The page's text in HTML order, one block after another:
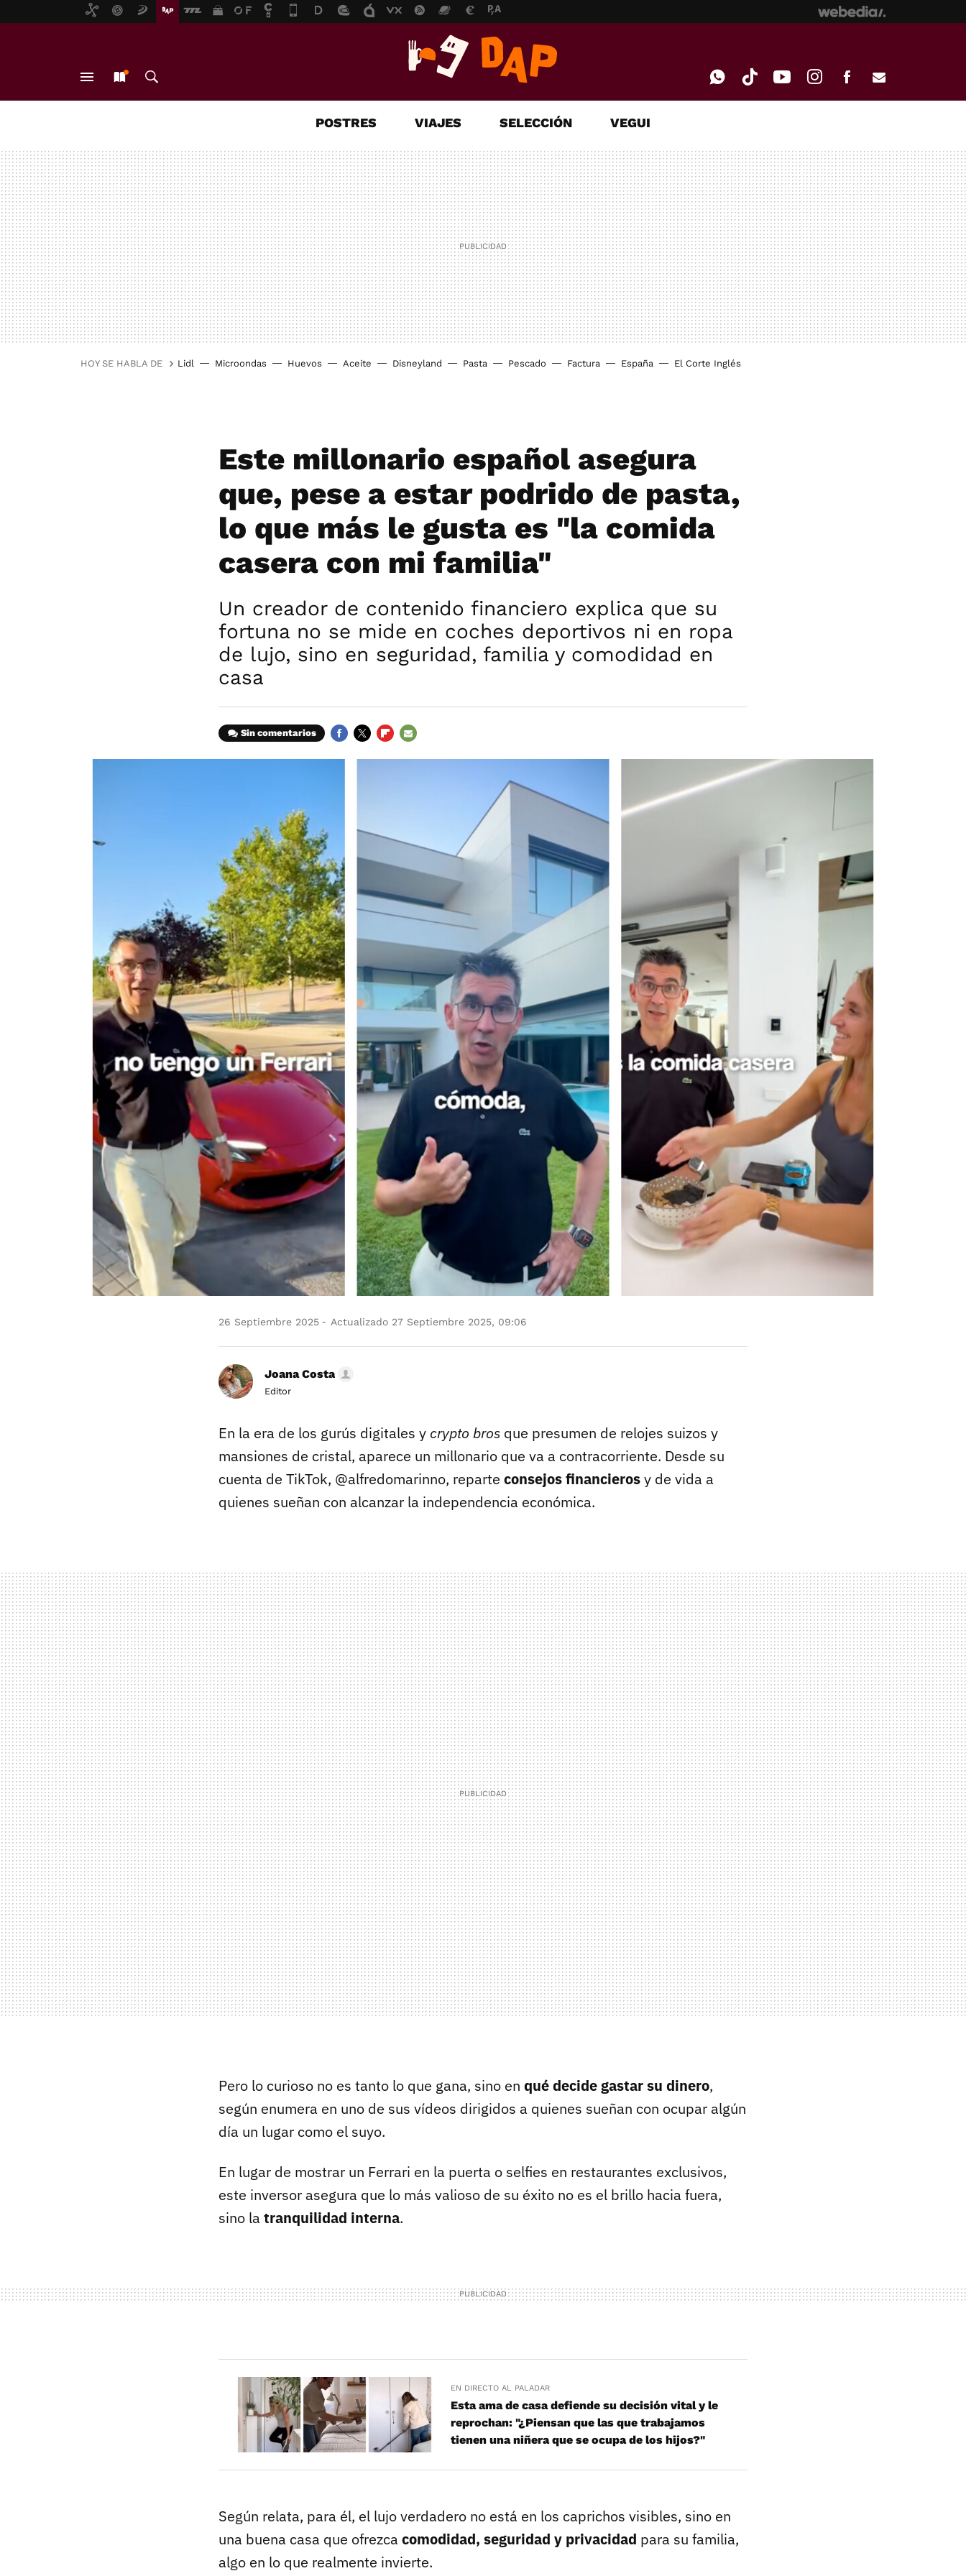
MAIL
POSTRES VIAJES SELECCIÓN VEGUI
HOY SE HABLA DE Lidl Microondas Huevos Aceite Disneyland Pasta Pescado Factura España El Corte Inglés
Este millonario español asegura
que, pese a estar podrido de pasta,
lo que más le gusta es "la comida
casera con mi familia"
Un creador de contenido financiero explica que su
fortuna no se mide en coches deportivos ni en ropa
de lujo, sino en seguridad, familia y comodidad en
casa
Sin comentarios
26 Septiembre 2025 Actualizado 27 Septiembre 2025, 09:06
Joana Costa
Editor
En la era de los gurús digitales y crypto bros que presumen de relojes suizos y
mansiones de cristal, aparece un millonario que va a contracorriente. Desde su
cuenta de TikTok, @alfredomarinno, reparte consejos financierosy de vida a
quienes sueñan con alcanzar la independencia económica.
Pero lo curioso no es tanto lo que gana, sino en qué decide gastar su dinero,
según enumera en uno de sus vídeos dirigidos a quienes sueñan con ocupar algún
día un lugar como el suyo.
En lugar de mostrar un Ferrari en la puerta o selfies en restaurantes exclusivos,
este inversor asegura que lo más valioso de su éxito no es el brillo hacia fuera,
sino la tranquilidad interna.
EN DIRECTO AL PALADAR
Esta ama de casa defiende su decisión vital y le
reprochan: "¿Piensan que las que trabajamos
tienen una niñera que se ocupa de los hijos?"
Según relata, para él, el lujo verdadero no está en los caprichos visibles, sino en
una buena casa que ofrezca comodidad, seguridad y privacidad para su familia,
algo en lo que realmente invierte.